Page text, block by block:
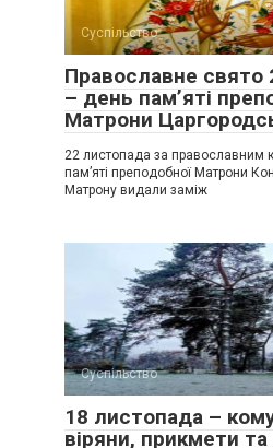
Суспільство
Православне свято
– день пам’яті
Матрони
22 листопада за православним
пам’яті преподобної Матрони
Матрону видали заміж
Суспільство
18 листопада –
віряни, прикмети